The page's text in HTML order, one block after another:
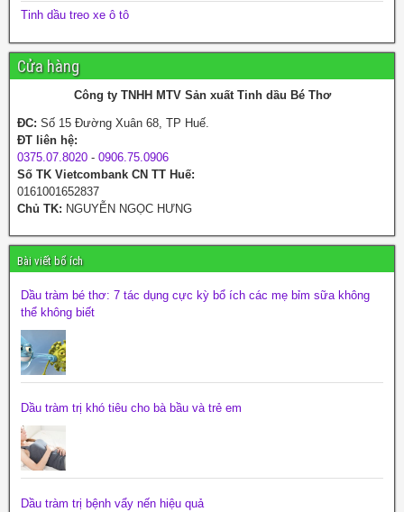
Tinh dầu treo xe ô tô
Cửa hàng
Công ty TNHH MTV Sản xuất Tinh dầu Bé Thơ
ĐC: Số 15 Đường Xuân 68, TP Huế.
ĐT liên hệ:
0375.07.8020 - 0906.75.0906
Số TK Vietcombank CN TT Huế:
0161001652837
Chủ TK: NGUYỄN NGỌC HƯNG
Bài viết bổ ích
Dầu tràm bé thơ: 7 tác dụng cực kỳ bổ ích các mẹ bỉm sữa không
thể không biết
Dầu tràm trị khó tiêu cho bà bầu và trẻ em
Dầu tràm trị bệnh vẩy nến hiệu quả